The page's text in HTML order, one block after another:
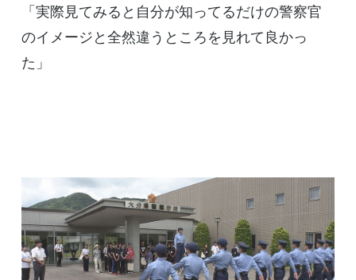
「実際見てみると自分が知ってるだけの警察官
のイメージと全然違うところを見れて良かっ
た」